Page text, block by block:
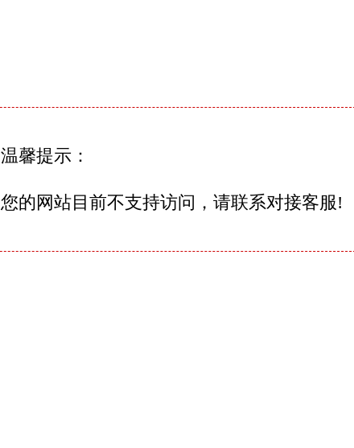
温馨提示：
您的网站目前不支持访问，请联系对接客服!